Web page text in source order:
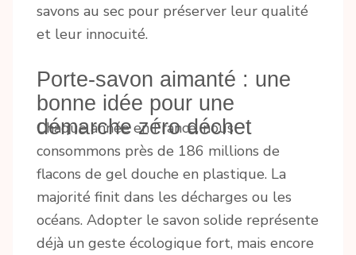
savons au sec pour préserver leur qualité
et leur innocuité.
Porte-savon aimanté : une
bonne idée pour une
démarche zéro déchet
Chaque année en France, nous
consommons près de 186 millions de
flacons de gel douche en plastique. La
majorité finit dans les décharges ou les
océans. Adopter le savon solide représente
déjà un geste écologique fort, mais encore